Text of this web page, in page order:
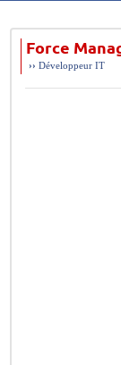
Force
›› Développeur IT